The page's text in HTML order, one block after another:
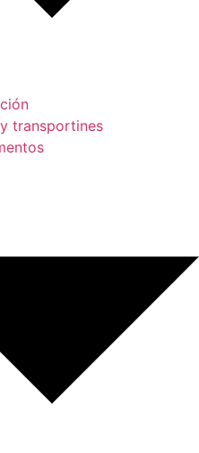
transportines